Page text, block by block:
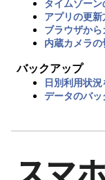
タイムゾーン
アプリの更新
ブラウザか
内蔵カメラの
バックアップ
日別利用状
データのバッ